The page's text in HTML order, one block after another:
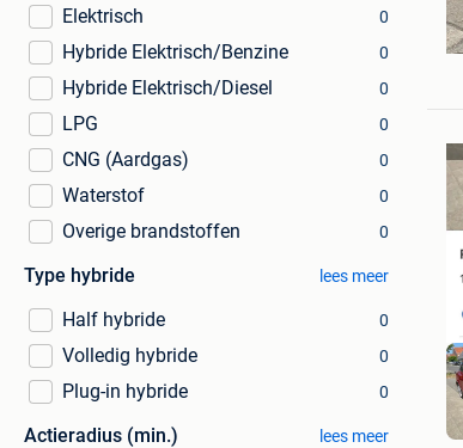
Elektrisch 0
Hybride Elektrisch/Benzine 0
Hybride Elektrisch/Diesel 0
LPG 0
CNG (Aardgas) 0
Waterstof 0
Overige brandstoffen 0
Type hybride lees meer
Half hybride 0
Volledig hybride 0
Plug-in hybride 0
Actieradius (min.) lees meer